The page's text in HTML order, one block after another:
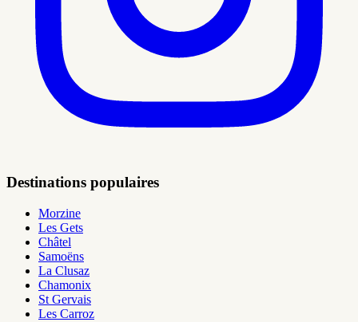
Destinations populaires
Morzine
Les Gets
Châtel
Samoëns
La Clusaz
Chamonix
St Gervais
Les Carroz